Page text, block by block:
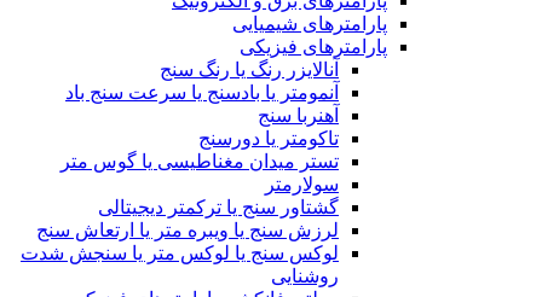
محصولات ابزار دقیق Rosemount Emerson
محصولات ابزار دقیق Sensys
تجهیزات اندازه گیری پرتابل
پارامترهای برق و الکترونیک
پارامترهای شیمیایی
پارامترهای فیزیکی
آنالایزر رنگ یا رنگ سنج
آنمومتر یا بادسنج یا سرعت سنج باد
آهنربا سنج
تاکومتر یا دورسنج
تستر میدان مغناطیسی یا گوس متر
سولارمتر
گشتاور سنج یا ترکمتر دیجیتالی